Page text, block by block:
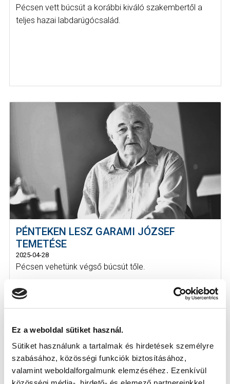
Ez a weboldal sütiket használ.
Sütiket használunk a tartalmak és hirdetések személyre
szabásához, közösségi funkciók biztosításához,
valamint weboldalforgalmunk elemzéséhez. Ezenkívül
Pécsen vett búcsút a korábbi kiváló szakembertől a
teljes hazai labdarúgócsalád.
PÉNTEKEN LESZ GARAMI JÓZSEF
TEMETÉSE
2025-04-28
Pécsen vehetünk végső búcsút tőle.